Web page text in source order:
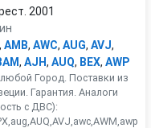
2001
, AMB, AWC, AUG, AVJ,
, AJH, AUQ, BEX, AWP
Город. Поставки из
Гарантия. Аналоги
с ДВС):